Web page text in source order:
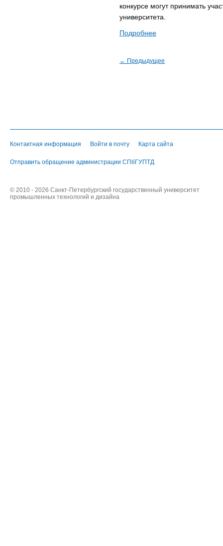
конкурсе могут принимать
университета.
Подробнее
← Предыдущее
Контактная информация Войти в почту Карта сайта
Отправить обращение администрации СПбГУПТД
© 2010 - 2026 Санкт-Петербургский государственный университет
промышленных технологий и дизайна